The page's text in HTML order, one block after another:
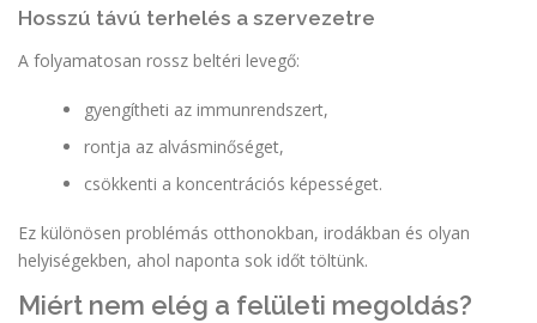
Hosszú távú terhelés a szervezetre
A folyamatosan rossz beltéri levegő:
gyengítheti az immunrendszert,
rontja az alvásminőséget,
csökkenti a koncentrációs képességet.
Ez különösen problémás otthonokban, irodákban és olyan
helyiségekben, ahol naponta sok időt töltünk.
Miért nem elég a felületi megoldás?